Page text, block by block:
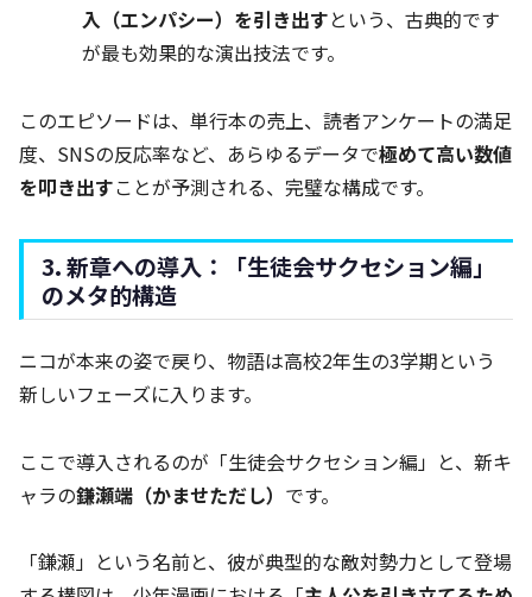
入（エンパシー）を引き出すという、古典的です
が最も効果的な演出技法です。
このエピソードは、単行本の売上、読者アンケートの満足
度、SNSの反応率など、あらゆるデータで極めて高い数値
を叩き出すことが予測される、完璧な構成です。
3. 新章への導入：「生徒会サクセション編」
のメタ的構造
ニコが本来の姿で戻り、物語は高校2年生の3学期という
新しいフェーズに入ります。
ここで導入されるのが「生徒会サクセション編」と、新キ
ャラの鎌瀬端（かませただし） です。
「鎌瀬」という名前と、彼が典型的な敵対勢力として登場